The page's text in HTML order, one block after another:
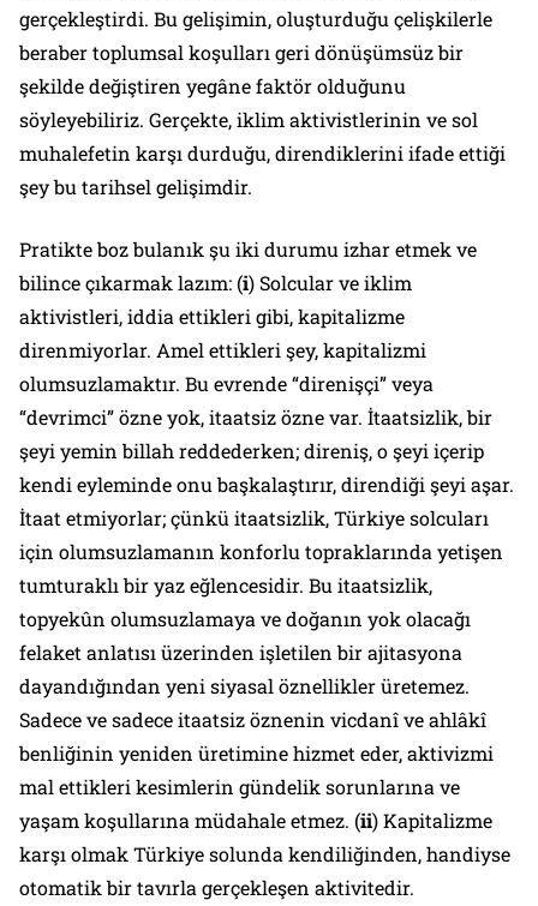
gerçekleştirdi. Bu gelişimin, oluşturduğu çelişkilerle
beraber toplumsal koşulları geri dönüşümsüz bir
şekilde değiştiren yegâne faktör olduğunu
söyleyebiliriz. Gerçekte, iklim aktivistlerinin ve sol
muhalefetin karşı durduğu, direndiklerini ifade ettiği
şey bu tarihsel gelişimdir.
Pratikte boz bulanık şu iki durumu izhar etmek ve
bilince çıkarmak lazım: (i) Solcular ve iklim
aktivistleri, iddia ettikleri gibi, kapitalizme
direnmiyorlar. Amel ettikleri şey, kapitalizmi
olumsuzlamaktır. Bu evrende “direnişçi” veya
“devrimci” özne yok, itaatsiz özne var. İtaatsizlik, bir
şeyi yemin billah reddederken; direniş, o şeyi içerip
kendi eyleminde onu başkalaştırır, direndiği şeyi aşar.
İtaat etmiyorlar; çünkü itaatsizlik, Türkiye solcuları
için olumsuzlamanın konforlu topraklarında yetişen
tumturaklı bir yaz eğlencesidir. Bu itaatsizlik,
topyekûn olumsuzlamaya ve doğanın yok olacağı
felaket anlatısı üzerinden işletilen bir ajitasyona
dayandığından yeni siyasal öznellikler üretemez.
Sadece ve sadece itaatsiz öznenin vicdanî ve ahlâkî
benliğinin yeniden üretimine hizmet eder, aktivizmi
mal ettikleri kesimlerin gündelik sorunlarına ve
yaşam koşullarına müdahale etmez. (ii)Kapitalizme
karşı olmak Türkiye solunda kendiliğinden, handiyse
otomatik bir tavırla gerçekleşen aktivitedir.